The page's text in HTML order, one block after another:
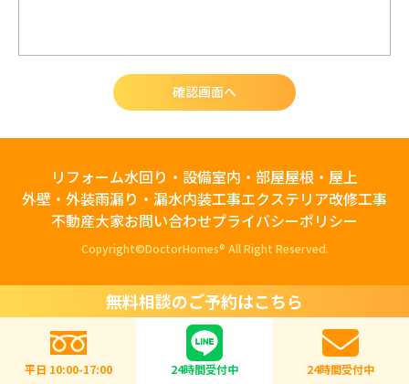
リフォーム水回り・設備室内・部屋屋根・屋上
外壁・外装雨漏り・漏水内装工事エクステリア改修工事
不動産大家お問い合わせプライバシーポリシー
Copyright©️DoctorHomes® All Right Reserved.
無料相談のご予約はこちら
平日 10:00-17:00 24時間受付中 24時間受付中